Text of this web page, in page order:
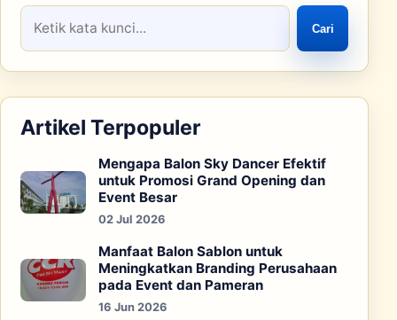
Cari
Artikel Terpopuler
Mengapa Balon Sky Dancer Efektif
untuk Promosi Grand Opening dan
Event Besar
02 Jul 2026
Manfaat Balon Sablon untuk
Meningkatkan Branding Perusahaan
pada Event dan Pameran
16 Jun 2026